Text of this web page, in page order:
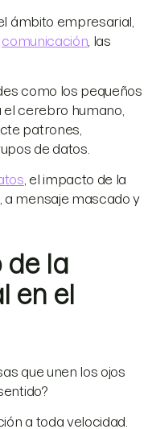
ámbito empresarial,
comunicación , las
como los pequeños
cerebro humano,
patrones,
de datos.
, el impacto de la
mensaje mascado y
de la
en el
que unen los ojos
a toda velocidad.